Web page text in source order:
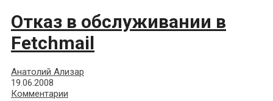
Отказ в обслуживании в
Fetchmail
Анатолий Ализар
19.06.2008
Комментарии